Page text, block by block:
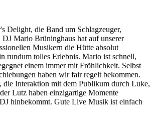
Delight, die Band um Schlagzeuger,
Mario Brüninghaus hat auf unserer
Musikern die Hütte absolut
rundum tolles Erlebnis. Mario ist schnell,
einem immer mit Fröhlichkeit. Selbst
haben wir fair regelt bekommen.
die Interaktion mit dem Publikum durch Luke,
Lutz haben einzigartige Momente
hinbekommt. Gute Live Musik ist einfach